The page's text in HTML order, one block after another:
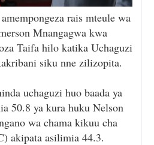
rais mteule wa
Mnangagwa kwa
Taifa hilo katika Uchaguzi
siku nne zilizopita.
uchaguzi huo baada ya
50.8 ya kura huku Nelson
wa chama kikuu cha
akipata asilimia 44.3.